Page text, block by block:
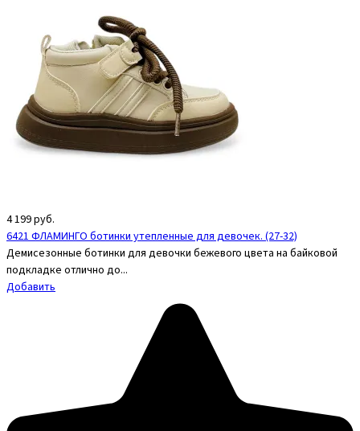
4 199руб.
6421 ФЛАМИНГО ботинки утепленные для девочек. (27-32)
Демисезонные ботинки для девочки бежевого цвета на байковой
подкладке отлично до...
Добавить